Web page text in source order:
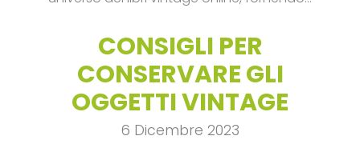
CONSIGLI PER
CONSERVARE GLI
OGGETTI VINTAGE
6 Dicembre 2023